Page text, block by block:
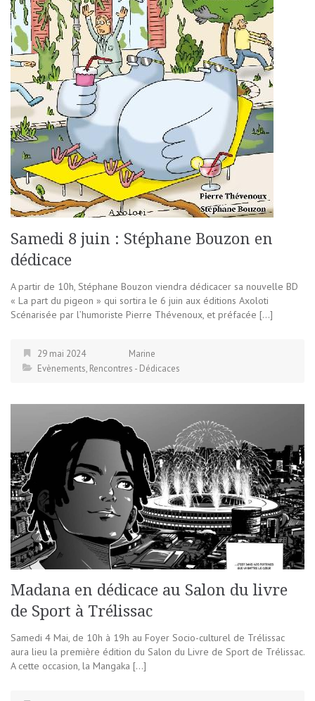
Samedi 8 juin : Stéphane Bouzon en
dédicace
A partir de 10h, Stéphane Bouzon viendra dédicacer sa nouvelle BD
« La part du pigeon » qui sortira le 6 juin aux éditions Axoloti
Scénarisée par l’humoriste Pierre Thévenoux, et préfacée […]
29 mai 2024
Marine
Evènements, Rencontres - Dédicaces
Madana en dédicace au Salon du livre
de Sport à Trélissac
Samedi 4 Mai, de 10h à 19h au Foyer Socio-culturel de Trélissac
aura lieu la première édition du Salon du Livre de Sport de Trélissac.
A cette occasion, la Mangaka […]